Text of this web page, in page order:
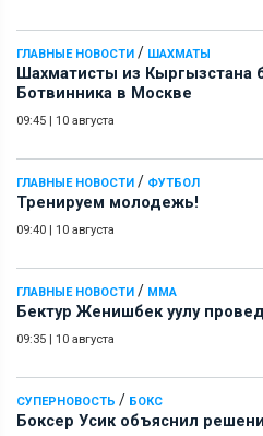
ГЛАВНЫЕ НОВОСТИ / ШАХМАТЫ
Шахматисты из Кыргызстана
Ботвинника в Москве
09:45 | 10 августа
ГЛАВНЫЕ НОВОСТИ / ФУТБОЛ
Тренируем молодежь!
09:40 | 10 августа
ГЛАВНЫЕ НОВОСТИ / ММА
Бектур Женишбек уулу
09:35 | 10 августа
СУПЕРНОВОСТЬ / БОКС
Боксер Усик объяснил